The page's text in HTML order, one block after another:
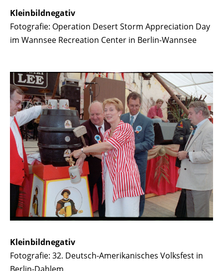
Kleinbildnegativ
Fotografie: Operation Desert Storm Appreciation Day
im Wannsee Recreation Center in Berlin-Wannsee
Kleinbildnegativ
Fotografie: 32. Deutsch-Amerikanisches Volksfest in